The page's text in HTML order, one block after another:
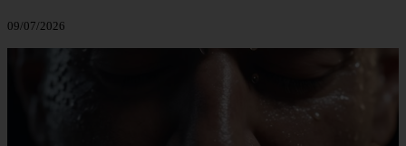
09/07/2026